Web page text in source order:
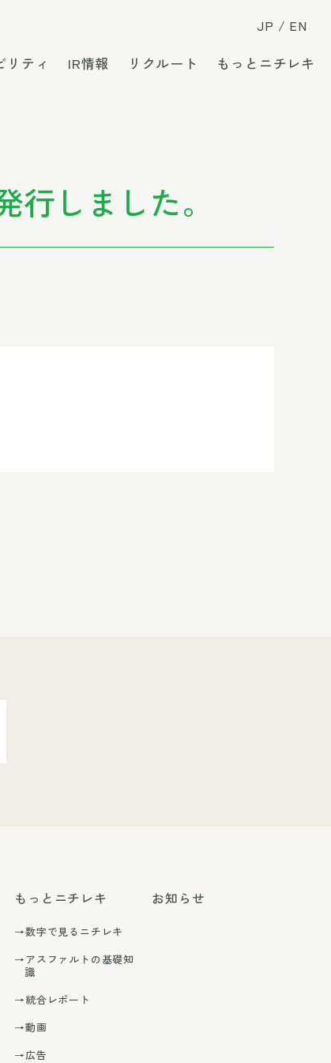
JP EN
リティ IR情報 リクルート もっとニチレキ
行しました。
もっとニチレキ
→数字で見るニチレキ
→アスファルトの基礎知
識
→統合レポート
→動画
→広告
お知らせ